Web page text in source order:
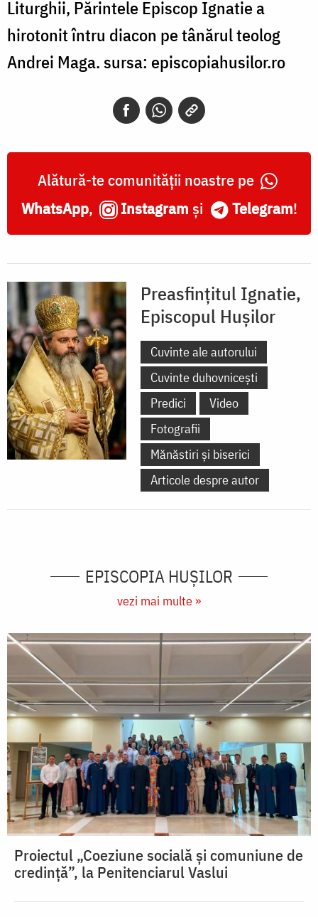
Liturghii, Părintele Episcop Ignatie a
hirotonit întru diacon pe tânărul teolog
Andrei Maga. sursa: episcopiahusilor.ro
Alătură-te comunității noastre pe
WhatsApp, Instagram și Telegram!
Preasfințitul Ignatie,
Episcopul Hușilor
Cuvinte ale autorului
Cuvinte duhovnicești
Predici
Video
Fotografii
Mănăstiri și biserici
Articole despre autor
EPISCOPIA HUŞILOR
vezi mai multe »
Proiectul „Coeziune socială și comuniune de
credință”, la Penitenciarul Vaslui